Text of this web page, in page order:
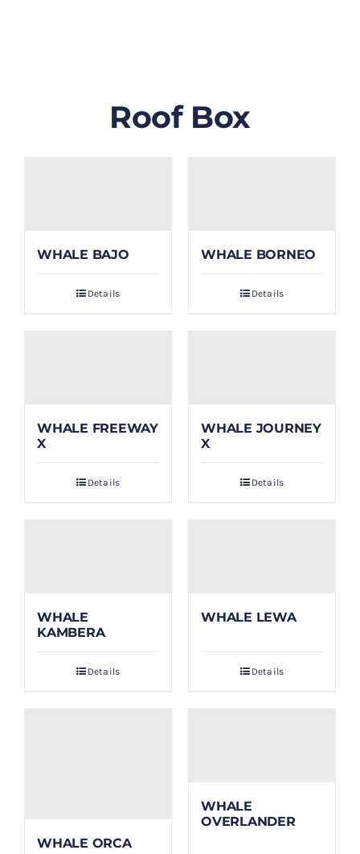
PAYMENT
Roof Box
WHALE BAJO
Details
WHALE BORNEO
Details
WHALE FREEWAY
X
Details
WHALE JOURNEY
X
Details
WHALE
KAMBERA
Details
WHALE LEWA
Details
WHALE ORCA
WHALE
OVERLANDER